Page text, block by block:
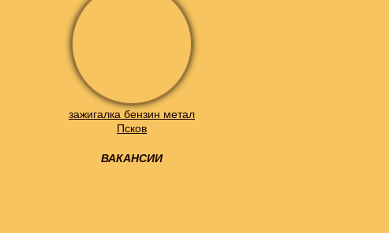
зажигалка бензин метал
Псков
ВАКАНСИИ